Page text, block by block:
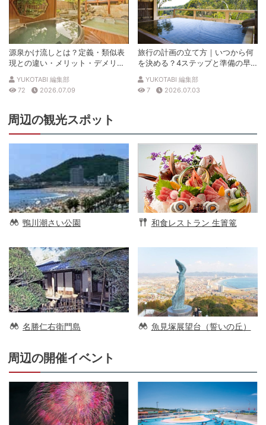
源泉かけ流しとは？定義・類似表
現との違い・メリット・デメリッ
トを解説
YUKOTABI 編集部
72
2026.07.09
旅行の計画の立て方｜いつから何
を決める？4ステップと準備の早
見表
YUKOTABI 編集部
7
2026.07.03
周辺の観光スポット
鴨川潮さい公園 和食レストラン 生簀篭
名勝仁右衛門島 魚見塚展望台（誓いの丘）
周辺の開催イベント